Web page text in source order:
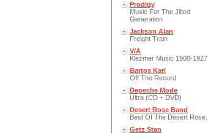
Prodigy
Music For The Jilted
Generation
Jackson Alan
Freight Train
V/A
Klezmer Music 1908-1927
Bartos Karl
Off The Record
Depeche Mode
Ultra (CD + DVD)
Desert Rose Band
Best Of The Desert Rose..
Getz Stan